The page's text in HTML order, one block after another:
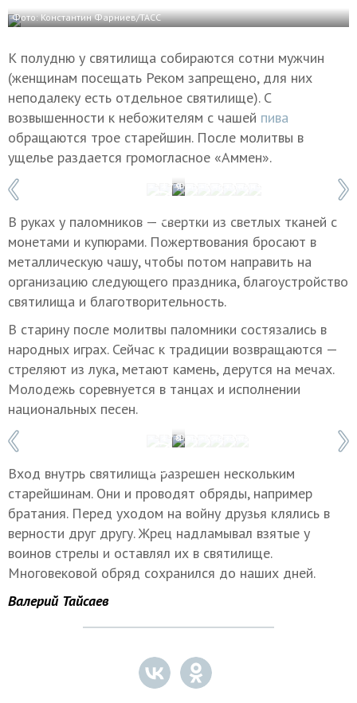
Фото: Константин Фарниев/ТАСС
К полудню у святилища собираются сотни мужчин
(женщинам посещать Реком запрещено, для них
неподалеку есть отдельное святилище). С
возвышенности к небожителям с чашей пива
обращаются трое старейшин. После молитвы в
ущелье раздается громогласное «Аммен».
Фото: Константин Фарниев/ТАСС
1 / 9
В руках у паломников — свертки из светлых тканей с
монетами и купюрами. Пожертвования бросают в
металлическую чашу, чтобы потом направить на
организацию следующего праздника, благоустройство
святилища и благотворительность.
В старину после молитвы паломники состязались в
народных играх. Сейчас к традиции возвращаются —
стреляют из лука, метают камень, дерутся на мечах.
Молодежь соревнуется в танцах и исполнении
национальных песен.
Фото: Константин Фарниев/ТАСС
1 / 8
Вход внутрь святилища разрешен нескольким
старейшинам. Они и проводят обряды, например
братания. Перед уходом на войну друзья клялись в
верности друг другу. Жрец надламывал взятые у
воинов стрелы и оставлял их в святилище.
Многовековой обряд сохранился до наших дней.
Валерий Тайсаев